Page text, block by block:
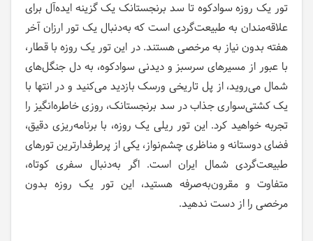
تور یک روزه سوادکوه تا سد برنجستانک یک گزینه ایده‌آل برای
علاقه‌مندان به طبیعت‌گردی است که به‌دنبال یک تور ارزان آخر
هفته بدون نیاز به مرخصی هستند. در این تور یک روزه با قطار،
با عبور از مسیرهای سرسبز و دیدنی سوادکوه، به دل جنگل‌های
شمال می‌روید، از پل تاریخی ورسک بازدید می‌کنید و در انتها با
یک کشتی‌سواری جذاب در سد برنجستانک، روزی خاطره‌انگیز را
تجربه خواهید کرد. این تور ریلی یک روزه، با برنامه‌ریزی دقیق،
فضای دوستانه و مناظری چشم‌نواز، یکی از پرطرفدارترین تورهای
طبیعت‌گردی شمال ایران است. اگر به‌دنبال سفری کوتاه،
متفاوت و مقرون‌به‌صرفه هستید، این تور یک روزه بدون
مرخصی را از دست ندهید.